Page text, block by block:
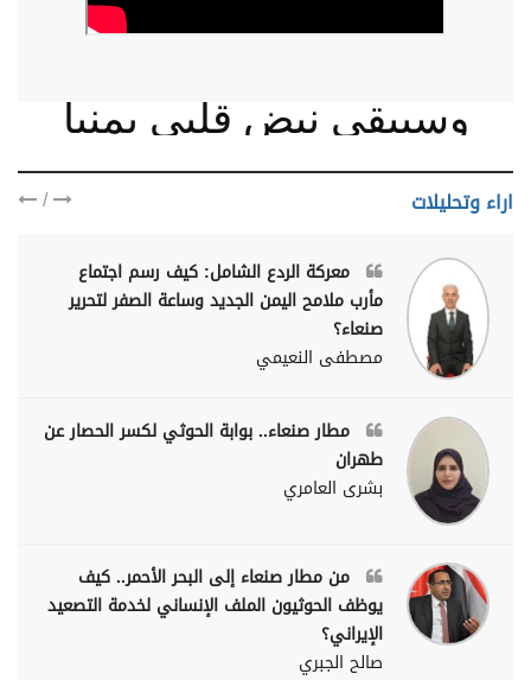
وسيبقى نبض قلبي يمنيا
اراء وتحليلات /
معركة الردع الشامل: كيف رسم اجتماع
مأرب ملامح اليمن الجديد وساعة الصفر لتحرير
صنعاء؟
مصطفى النعيمي
مطار صنعاء.. بوابة الحوثي لكسر الحصار عن
طهران
بشرى العامري
من مطار صنعاء إلى البحر الأحمر.. كيف
يوظف الحوثيون الملف الإنساني لخدمة التصعيد
الإيراني؟
صالح الجبري